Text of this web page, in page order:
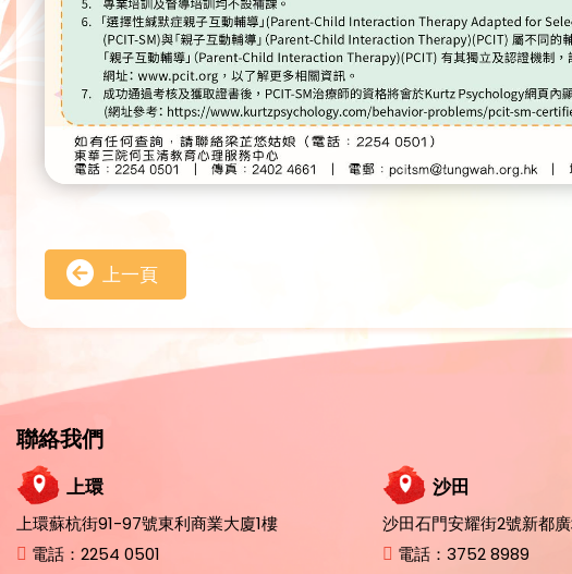
上一頁
聯絡我們
上環
上環蘇杭街91-97號東利商業大廈1樓
電話： 2254 0501
沙田
沙田石門安耀街2號新都
電話： 3752 8989